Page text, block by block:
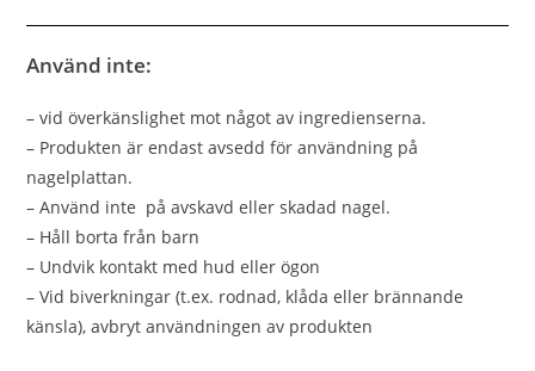
Använd inte:
– vid överkänslighet mot något av ingredienserna.
– Produkten är endast avsedd för användning på
nagelplattan.
– Använd inte på avskavd eller skadad nagel.
– Håll borta från barn
– Undvik kontakt med hud eller ögon
– Vid biverkningar (t.ex. rodnad, klåda eller brännande
känsla), avbryt användningen av produkten